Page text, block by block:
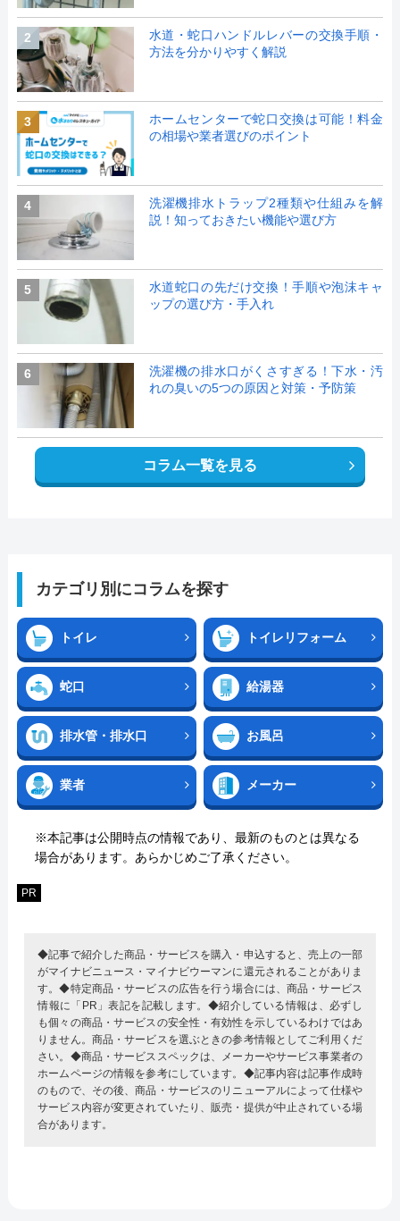
2
水道・蛇口ハンドルレバーの交換手順・
方法を分かりやすく解説
3
ホームセンターで蛇口交換は可能！料金
の相場や業者選びのポイント
4
洗濯機排水トラップ2種類や仕組みを解
説！知っておきたい機能や選び方
5
水道蛇口の先だけ交換！手順や泡沫キャ
ップの選び方・手入れ
6
洗濯機の排水口がくさすぎる！下水・汚
れの臭いの5つの原因と対策・予防策
コラム一覧を見る
カテゴリ別にコラムを探す
トイレ トイレリフォーム
蛇口 給湯器
排水管・排水口 お風呂
業者 メーカー
※本記事は公開時点の情報であり、最新のものとは異なる
場合があります。あらかじめご了承ください。
PR
◆記事で紹介した商品・サービスを購入・申込すると、売上の一部
がマイナビニュース・マイナビウーマンに還元されることがありま
す。◆特定商品・サービスの広告を行う場合には、商品・サービス
情報に「PR」表記を記載します。◆紹介している情報は、必ずし
も個々の商品・サービスの安全性・有効性を示しているわけではあ
りません。商品・サービスを選ぶときの参考情報としてご利用くだ
さい。◆商品・サービススペックは、メーカーやサービス事業者の
ホームページの情報を参考にしています。◆記事内容は記事作成時
のもので、その後、商品・サービスのリニューアルによって仕様や
サービス内容が変更されていたり、販売・提供が中止されている場
合があります。